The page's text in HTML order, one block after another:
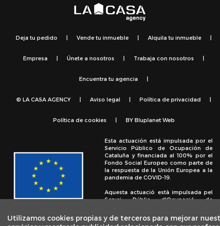
Utilizamos cookies propias y de terceros para mejorar
Deja tu pedido | Vende tu inmueble | Alquila tu inmueble |
Empresa | Únete a nosotros | Trabaja con nosotros |
Encuentra tu agencia |
© LA CASA AGENCY | Aviso legal | Política de privacidad |
Política de cookies | BY Bluplanet Web
Esta actuación está impulsada por el
Servicio Público de Ocupación de
Cataluña y financiada al 100% por el
Fondo Social Europeo como parte de
la respuesta de la Unión Europea a la
pandemia de COVID-19.
Aquesta actuació està impulsada pel
Servei Públic d'Ocupació de
Fons Social Europeu com a part de la
resposta de la Unió Europea a la